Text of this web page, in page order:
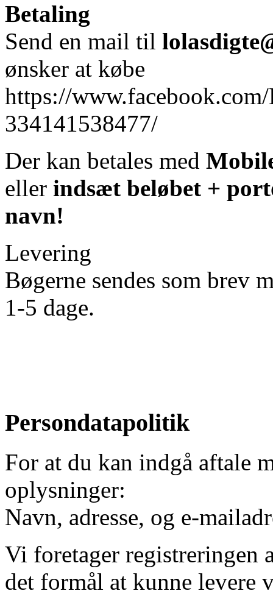
Betaling
Send en mail til
ønsker at købe
https://
334141538477/
Der kan betales med
eller indsæt beløbet +
navn!
Levering
Bøgerne sendes som brev
1-5 dage.
Persondatapolitik
For at du kan indgå aftale
oplysninger:
Navn, adresse, og e-
Vi foretager registreringen
det formål at kunne levere